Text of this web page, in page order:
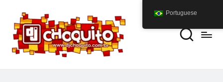
Portuguese